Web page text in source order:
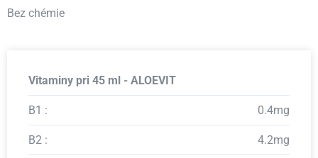
Bez chémie
Vitaminy pri 45 ml - ALOEVIT
B1 : 0.4mg
B2 : 4.2mg